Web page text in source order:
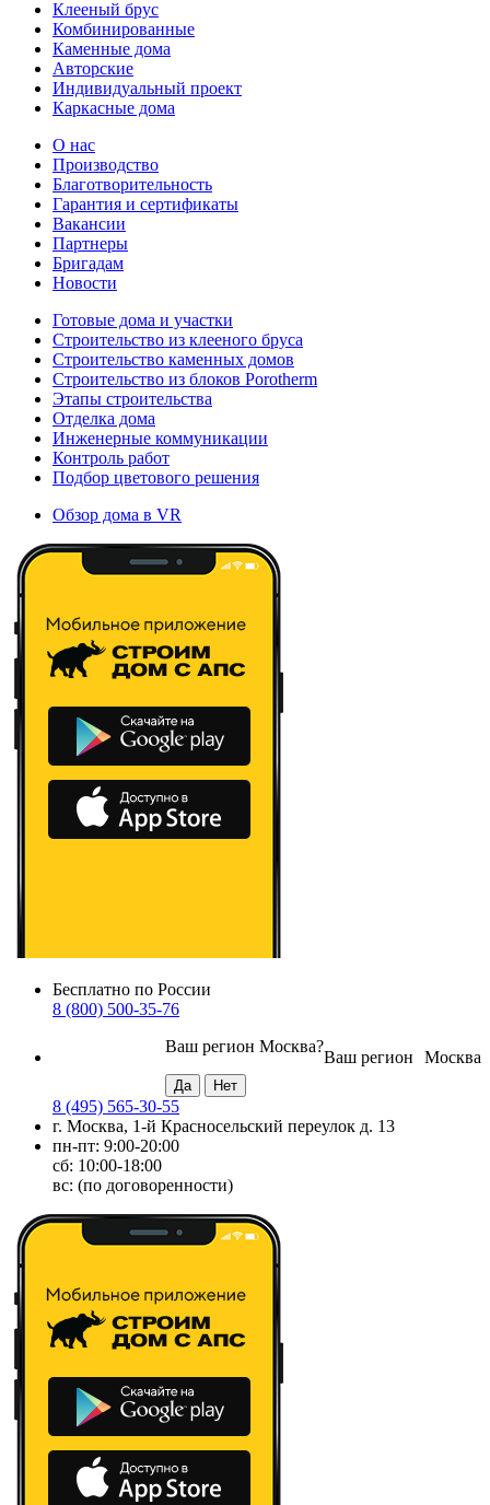
Клееный брус
Комбинированные
Каменные дома
Авторские
Индивидуальный проект
Каркасные дома
О нас
Производство
Благотворительность
Гарантия и сертификаты
Вакансии
Партнеры
Бригадам
Новости
Готовые дома и участки
Строительство из клееного бруса
Строительство каменных домов
Строительство из блоков Porotherm
Этапы строительства
Отделка дома
Инженерные коммуникации
Контроль работ
Подбор цветового решения
Обзор дома в VR
Бесплатно по России
8 (800) 500-35-76
Москва
Ваш регион
Ваш регион Москва?
8 (495) 565-30-55
г. Москва, 1-й Красносельский переулок д. 13
пн-пт: 9:00-20:00
сб: 10:00-18:00
вс: (по договоренности)